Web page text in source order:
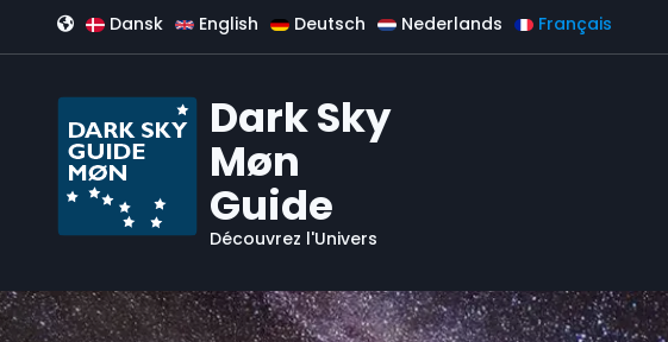
Aller au contenu principal
Dansk English Deutsch Nederlands Français
Dark Sky
Møn
Guide
Découvrez l'Univers